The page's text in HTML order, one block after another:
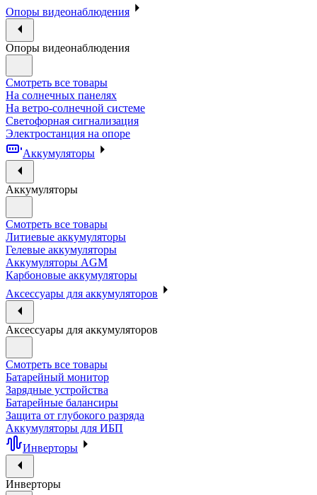
Опоры видеонаблюдения
Опоры видеонаблюдения
Смотреть все товары
На солнечных панелях
На ветро-солнечной системе
Светофорная сигнализация
Электростанция на опоре
Аккумуляторы
Аккумуляторы
Смотреть все товары
Литиевые аккумуляторы
Гелевые аккумуляторы
Аккумуляторы AGM
Карбоновые аккумуляторы
Аксессуары для аккумуляторов
Аксессуары для аккумуляторов
Смотреть все товары
Батарейный монитор
Зарядные устройства
Батарейные балансиры
Защита от глубокого разряда
Аккумуляторы для ИБП
Инверторы
Инверторы